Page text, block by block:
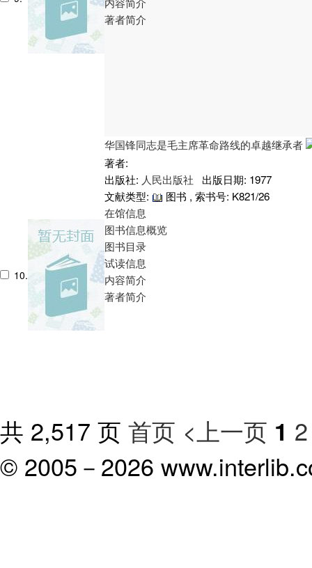
著者简介
10.
华国锋同志是毛主席革命路线的卓越继承者
著者:
出版社: 人民出版社
出版日期: 1977
文献类型:
图书 , 索书号: K821/26
在馆信息
图书信息概览
图书目录
试读信息
内容简介
著者简介
共 2,517 页 首页 <上一页 1 2
© 2005－ 2026